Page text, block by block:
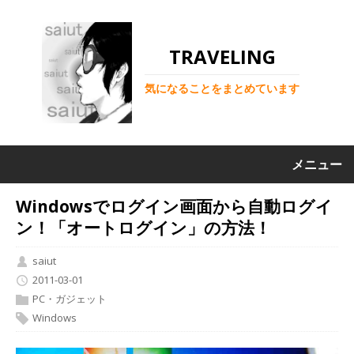
TRAVELING
気になることをまとめています
メニュー
Windowsでログイン画面から自動ログイ
ン！「オートログイン」の方法！
saiut
2011-03-01
PC・ガジェット
Windows